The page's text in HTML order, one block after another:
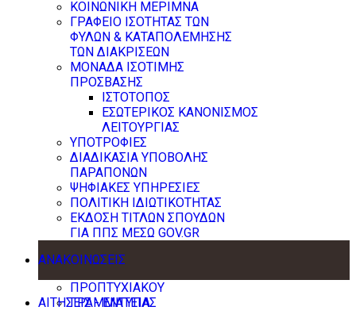
ΚΟΙΝΩΝΙΚΗ ΜΕΡΙΜΝΑ
ΓΡΑΦΕΙΟ ΙΣΟΤΗΤΑΣ ΤΩΝ
ΦΥΛΩΝ & ΚΑΤΑΠΟΛΕΜΗΣΗΣ
ΤΩΝ ΔΙΑΚΡΙΣΕΩΝ
ΜΟΝΑΔΑ ΙΣΟΤΙΜΗΣ
ΠΡΟΣΒΑΣΗΣ
ΙΣΤΟΤΟΠΟΣ
ΕΣΩΤΕΡΙΚΟΣ ΚΑΝΟΝΙΣΜΟΣ
ΛΕΙΤΟΥΡΓΙΑΣ
ΥΠΟΤΡΟΦΙΕΣ
ΔΙΑΔΙΚΑΣΙΑ ΥΠΟΒΟΛΗΣ
ΠΑΡΑΠΟΝΩΝ
ΨΗΦΙΑΚΕΣ ΥΠΗΡΕΣΙΕΣ
ΠΟΛΙΤΙΚΗ ΙΔΙΩΤΙΚΟΤΗΤΑΣ
ΕΚΔΟΣΗ ΤΙΤΛΩΝ ΣΠΟΥΔΩΝ
ΓΙΑ ΠΠΣ ΜΕΣΩ GOV.GR
ΑΝΑΚΟΙΝΩΣΕΙΣ
ΠΡΟΠΤΥΧΙΑΚΟΥ
ΓΡΑΜΜΑΤΕΙΑΣ
ΑΙΤΗΣΕΙΣ - ΕΝΤΥΠΑ